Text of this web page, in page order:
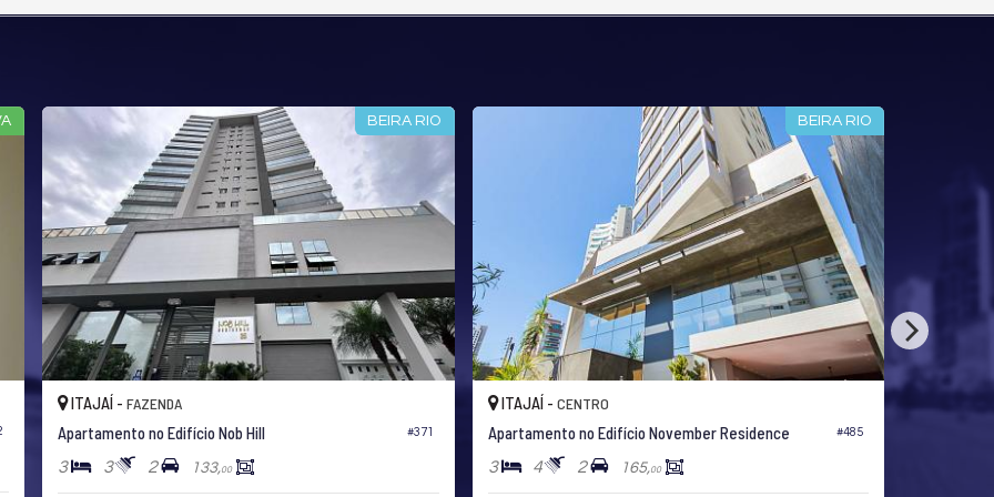
#435
ITAJAÍ -CENTRO
Apartamento no Residencial Al Mare
3 2 2 96,54
BEIRA RIO
#499
ITAJAÍ -FAZENDA
Apartamento no Edifício Gran Marine
3 3 2 102,00